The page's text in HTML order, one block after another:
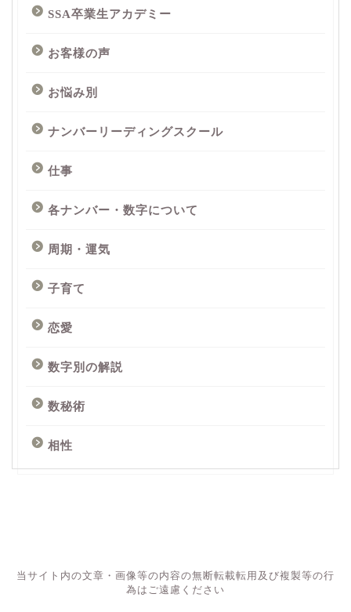
SSA卒業生アカデミー
お客様の声
お悩み別
ナンバーリーディングスクール
仕事
各ナンバー・数字について
周期・運気
子育て
恋愛
数字別の解説
数秘術
相性
当サイト内の文章・画像等の内容の無断転載転用及び複製等の行
為はご遠慮ください